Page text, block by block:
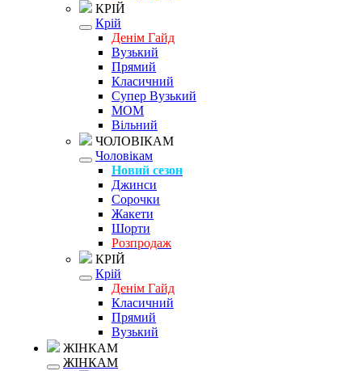
КРІЙ
Крій
Денім Гайд
Вузький
Прямий
Класичний
Супер Вузький
MOM
Вільний
ЧОЛОВІКАМ
Чоловікам
Новий сезон
Джинси
Сорочки
Жакети
Шорти
Розпродаж
КРІЙ
Крій
Денім Гайд
Класичний
Прямий
Вузький
ЖІНКАМ
ЖІНКАМ